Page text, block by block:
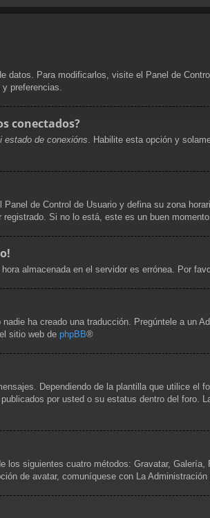
Para modificarlos, visite el Panel de
preferencias.
conectados?
estado de conexións . Habilite esta opción y
de Control de Usuario y defina su zona
Si no lo está, este es un buen momento
almacenada en el servidor es errónea. Por
ha creado una traducción. Pregúntele a un
sitio web de phpBB®
Dependiendo de la plantilla que utilice el
por usted o su estatus dentro del foro.
los siguientes cuatro métodos: Gravatar,
de avatar, comuníquese con La Administración